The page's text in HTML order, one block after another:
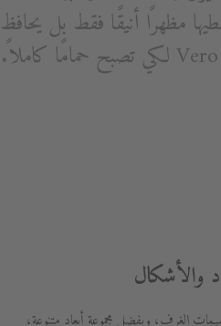
مظهرًا أنيقًا فقط بل يحافظ
والأشكال
الغرف، وبفضل مجموعة أبعاد متنوعة،